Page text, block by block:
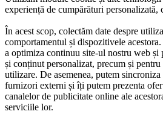
experiență de cumpărături
În acest scop, colectăm date despre
comportamentul și dispozitivele
a optimiza continuu site-ul nostru web și
și conținut personalizat, precum și
utilizare. De asemenea, putem
furnizori externi și îți putem prezenta
canalelor de publicitate online ale
serviciile lor.